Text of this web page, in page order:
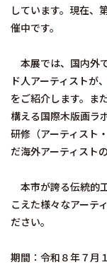
しています。現在、
催中です。
本展では、国内外
ド人アーティストが
をご紹介します。ま
構える国際木版画ラ
研修（アーティスト
だ海外アーティスト
本市が誇る伝統的
こえた様々なアーテ
ださい。
期間：令和８年７月